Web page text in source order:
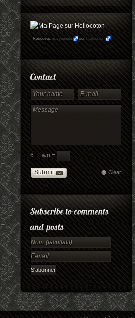
Retrouvez maryophoto sur Hellocoton
6 + two =
Submit Clear